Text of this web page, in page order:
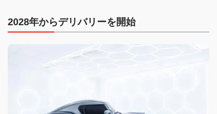
2028年からデリバリーを開始